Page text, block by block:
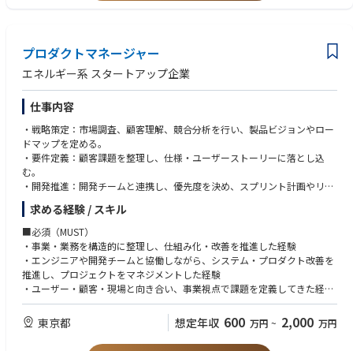
■業務内容
- プロジェクトの計画、実行、進捗管理、および各種調整をリードする
- プロジェクトのスコープ、スケジュール、品質を管理する
- PDM（プロダクトマネジメント）、開発（DEV）、品質保証（QA）を横
断する業務プロセスの構築・改善、および各フェーズ間の引き継ぎ品質向
- 経営層を含むステークホルダーとの合意形成および意思決定を推進する
- リスクや課題を早期に特定し、関係者を巻き込みながら解決をリードす
る
- プロジェクト進捗のレポート作成および関連ドキュメントを管理する
- 他のプロジェクトマネージャーと連携し、複数プロジェクト間の計画調
整を行う
- プロジェクト完了後の振り返りを実施し、組織全体へのナレッジ共有を
推進する
- 組織横断で活用できる標準化されたプロジェクトマネジメント手法を策
定・導入する
- AIを活用したプロジェクトマネジメント業務の高度化・効率化を推進す
る
- JIRAを活用したデータ抽出、クエリ作成、ダッシュボード構築などの実
務経験
- Claude、ChatGPTなどの生成AIツールを活用したプロジェクト管理業務
（レポート作成、分析、自動化など）の経験
- AI導入による業務効率化やビジネスプロセス改善の推進経験
プロダクトマネージャー
エネルギー系 スタートアップ企業
仕事内容
・戦略策定：市場調査、顧客理解、競合分析を行い、製品ビジョンやロー
ドマップを定める。
・要件定義：顧客課題を整理し、仕様・ユーザーストーリーに落とし込
む。
・開発推進：開発チームと連携し、優先度を決め、スプリント計画やリリ
ースを管理する。
・成果検証：KPI やユーザー行動データをもとに製品の効果を測定し、改
善を繰り返す。
・ステークホルダー調整：経営陣・顧客・営業・サポートなど多様な利害
関係者と意思疎通を図る。
求める経験 / スキル
■必須（MUST）
・事業・業務を構造的に整理し、仕組み化・改善を推進した経験
・エンジニアや開発チームと協働しながら、システム・プロダクト改善を
推進し、プロジェクトをマネジメントした経験
・ユーザー・顧客・現場と向き合い、事業視点で課題を定義してきた経験
（アグリゲーション事業配属の場合）
・英語ドキュメントの読解や、実務上のコミュニケーションに抵抗がない
こと
東京都 想定年収 600 万円 ~ 2,000 万円